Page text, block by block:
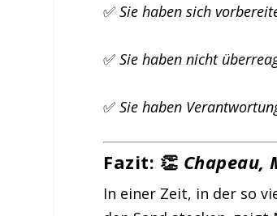
✅Sie haben sich
✅Sie haben nicht
✅Sie haben
Fazit: 👏 Chapeau,
In einer Zeit, in der so